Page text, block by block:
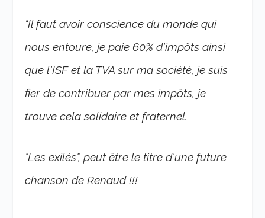
"Il faut avoir conscience du monde qui
nous entoure, je paie 60% d'impôts ainsi
que l'ISF et la TVA sur ma société, je suis
fier de contribuer par mes impôts, je
trouve cela solidaire et fraternel.
"Les exilés", peut être le titre d'une future
chanson de Renaud !!!